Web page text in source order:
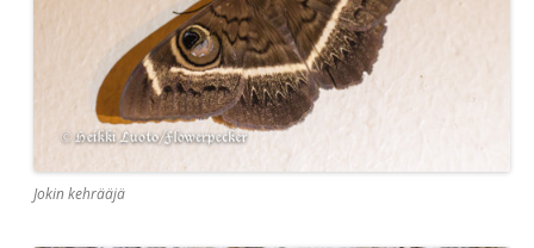
Jokin kehrääjä